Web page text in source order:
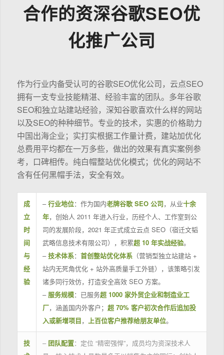
合作的资深谷歌SEO优
化推广公司
作为行业内备受认可的谷歌SEO优化公司，云点SEO
拥有一支专业技能精湛、经验丰富的团队。多年谷歌
SEO和独立站建站经验，深知谷歌喜欢什么样的网站
以及SEO的种种细节。专业的技术，实惠的价格助力
中国出海企业；实打实根据工作量计费，建站加优化
总费用平均都在一万多些，做出的效果有真实案例参
考，口碑相传。纯白帽整站优化模式；优化的网站不
含有任何黑帽手法，安全有效。
成
立
时
间
与
经
验
–行业地位：作为国内老牌谷歌 SEO 公司，从业十余
年，创始人 2011 年进入行业，历经个人、工作室到公
司的发展阶段，2021 年正式成立云点 SEO（宿迁文韬
武略信息技术有限公司），积累超 10 年实战经验。
–技术体系： 首创整站优化体系（营销型独立站建站 +
站内无死角优化 + 站外高质量手工外链），该策略引发
诸多同行效仿，打造安全高效 SEO 方案。
– 服务规模：已服务超 1000 家外贸企业和制造业工
厂，涵盖国内外客户； 超 70% 客户初次合作后追加投
入或新增项目， 上百位客户推荐给朋友单位。
技
– 团队配置：定位 “精密强悍”，成员均为资深技术人